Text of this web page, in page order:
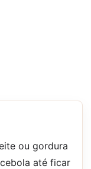
ou gordura
até ficar